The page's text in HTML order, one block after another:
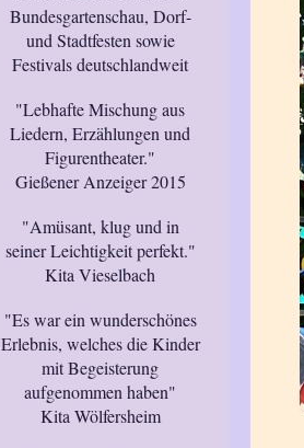
Bundesgartenschau, Dorf-
und Stadtfesten sowie
Festivals deutschlandweit
"Lebhafte Mischung aus
Liedern, Erzählungen und
Figurentheater."
Gießener Anzeiger 2015
"Amüsant, klug und in
seiner Leichtigkeit perfekt."
Kita Vieselbach
"Es war ein wunderschönes
Erlebnis, welches die Kinder
mit Begeisterung
aufgenommen haben"
Kita Wölfersheim